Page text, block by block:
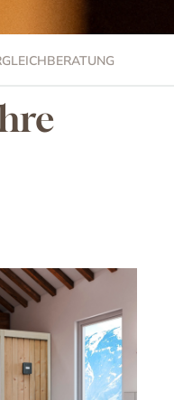
BERATUNG